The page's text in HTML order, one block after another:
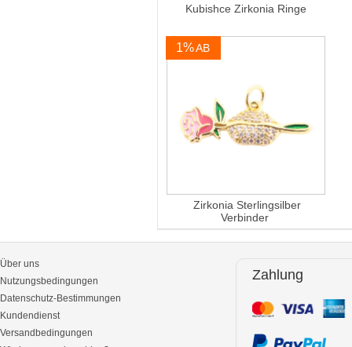
Kubishce Zirkonia Ringe
1%AB
Zirkonia Sterlingsilber
Verbinder
Über uns
Nutzungsbedingungen
Datenschutz-Bestimmungen
Kundendienst
Versandbedingungen
Zahlung